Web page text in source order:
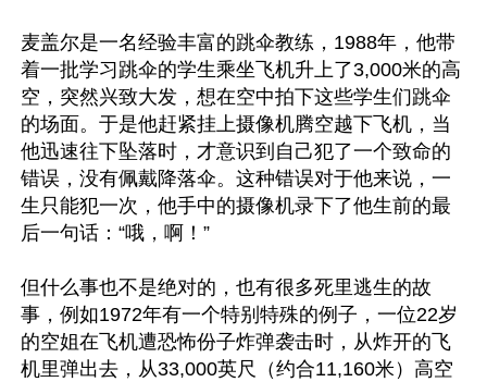
麦盖尔是一名经验丰富的跳伞教练，1988年，他带
着一批学习跳伞的学生乘坐飞机升上了3,000米的高
空，突然兴致大发，想在空中拍下这些学生们跳伞
的场面。于是他赶紧挂上摄像机腾空越下飞机，当
他迅速往下坠落时，才意识到自己犯了一个致命的
错误，没有佩戴降落伞。这种错误对于他来说，一
生只能犯一次，他手中的摄像机录下了他生前的最
后一句话：“哦，啊！”
但什么事也不是绝对的，也有很多死里逃生的故
事，例如1972年有一个特别特殊的例子，一位22岁
的空姐在飞机遭恐怖份子炸弹袭击时，从炸开的飞
机里弹出去，从33,000英尺（约合11,160米）高空